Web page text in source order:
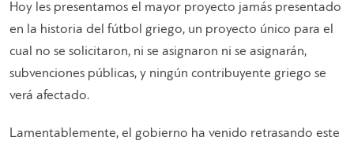
Hoy les presentamos el mayor proyecto jamás presentado
en la historia del fútbol griego, un proyecto único para el
cual no se solicitaron, ni se asignaron ni se asignarán,
subvenciones públicas, y ningún contribuyente griego se
verá afectado.
Lamentablemente, el gobierno ha venido retrasando este